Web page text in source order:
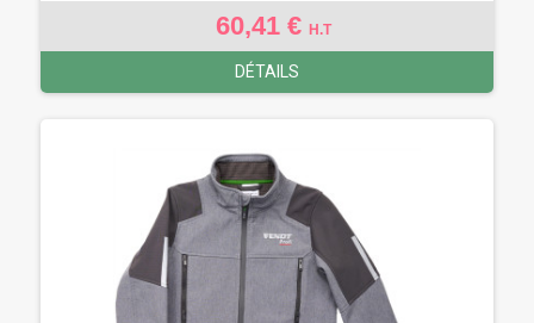
60,41 € H.T
DÉTAILS